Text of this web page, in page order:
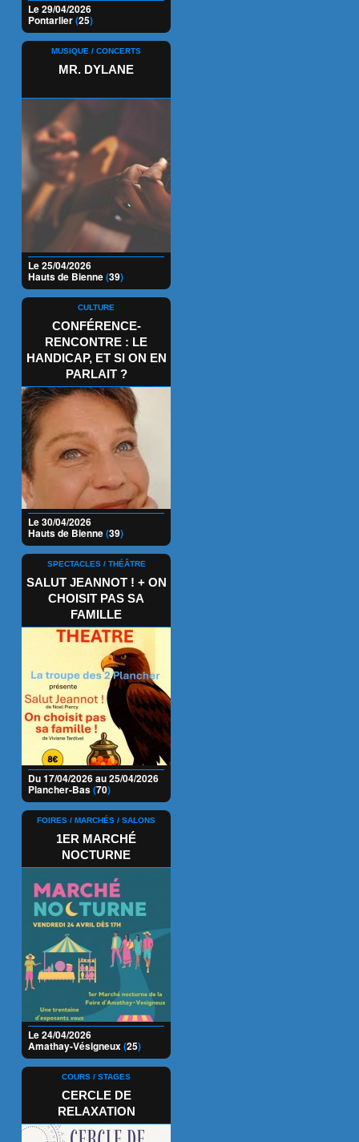
Le 29/04/2026
Pontarlier(25)
MUSIQUE / CONCERTS
MR. DYLANE
Le 25/04/2026
Hauts de Bienne(39)
CULTURE
CONFÉRENCE-
RENCONTRE : LE
HANDICAP, ET SI ON EN
PARLAIT ?
Le 30/04/2026
Hauts de Bienne(39)
SPECTACLES / THÉÂTRE
SALUT JEANNOT ! + ON
CHOISIT PAS SA
FAMILLE
Du 17/04/2026 au 25/04/2026
Plancher-Bas(70)
FOIRES / MARCHÉS / SALONS
1ER MARCHÉ
NOCTURNE
Le 24/04/2026
Amathay-Vésigneux(25)
COURS / STAGES
CERCLE DE
RELAXATION